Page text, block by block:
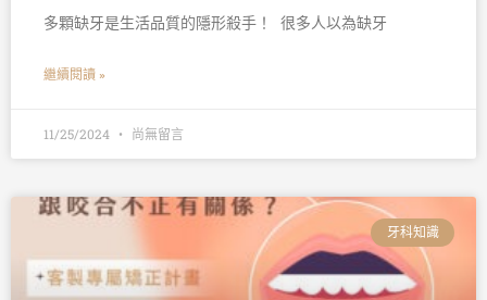
多顆缺牙是生活品質的隱形殺手！ 󠀠 很多人以為缺牙
繼續閱讀 »
11/25/2024 尚無留言
牙科知識